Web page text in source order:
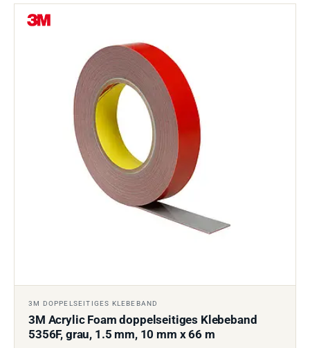
3M DOPPELSEITIGES KLEBEBAND
3M Acrylic Foam doppelseitiges Klebeband
5356F, grau, 1.5 mm, 10 mm x 66 m